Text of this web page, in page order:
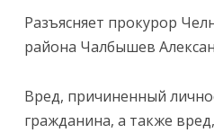
Разъясняет прокурор
района Чалбышев
Вред, причиненный
гражданина, а также